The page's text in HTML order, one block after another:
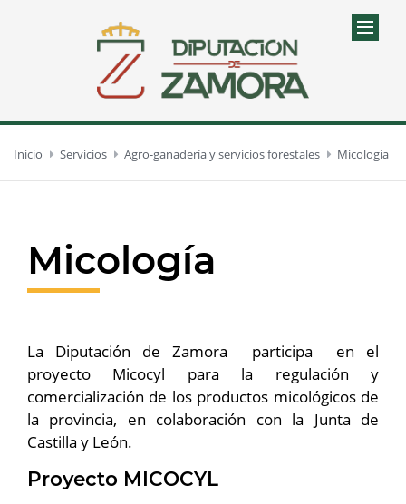
Inicio Servicios Agro-ganadería y servicios forestales Micología
Micología
La Diputación de Zamora participa en el
proyecto Micocyl para la regulación y
comercialización de los productos micológicos de
la provincia, en colaboración con la Junta de
Castilla y León.
Proyecto MICOCYL